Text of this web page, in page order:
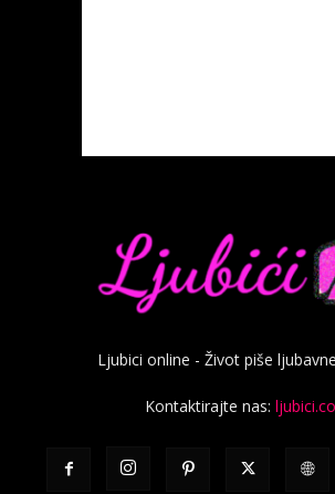
Ljubici online - Život piše
Kontaktirajte nas: